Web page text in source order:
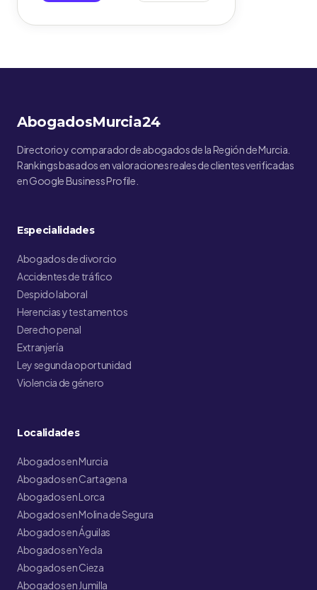
AbogadosMurcia24
Directorio y comparador de abogados de la Región de Murcia.
Rankings basados en valoraciones reales de clientes verificadas
en Google Business Profile.
Especialidades
Abogados de divorcio
Accidentes de tráfico
Despido laboral
Herencias y testamentos
Derecho penal
Extranjería
Ley segunda oportunidad
Violencia de género
Localidades
Abogados en Murcia
Abogados en Cartagena
Abogados en Lorca
Abogados en Molina de Segura
Abogados en Águilas
Abogados en Yecla
Abogados en Cieza
Abogados en Jumilla